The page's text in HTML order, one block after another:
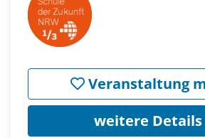
Veranstaltung
weitere Details